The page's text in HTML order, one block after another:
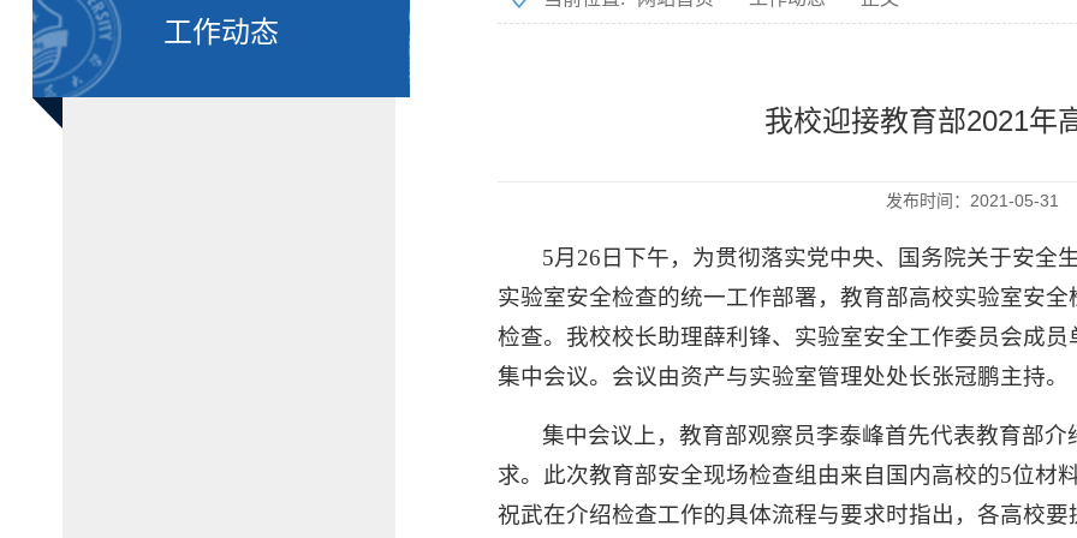
工作动态
我校迎接教育部2021年
发布时间：2021-05-31
5月 26日下午，为贯彻落实党中央、国务院关于安全
实验室安全检查的统一工作部署，教育部高校实验室安
检查。我校校长助理薛利锋、实验室安全工作委员会成
集中会议。会议由资产与实验室管理处处长张冠鹏主持。
集中会议上，教育部观察员李泰峰首先代表教育部介
求。此次教育部安全现场检查组由来自国内高校的5位材
祝武在介绍检查工作的具体流程与要求时指出，各高校